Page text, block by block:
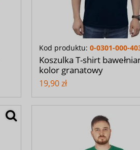
Kod produktu: 0-0301-000-
Koszulka T-shirt
kolor granatowy
19,90 zł